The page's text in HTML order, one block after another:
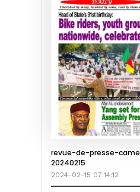
revue-de-presse-
20240215
2024-02-15 07:14:12